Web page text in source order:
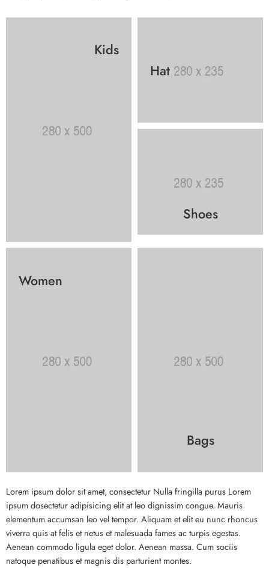
Kids
Hat
Shoes
Women
Bags
Lorem ipsum dolor sit amet, consectetur Nulla fringilla purus Lorem
ipsum dosectetur adipisicing elit at leo dignissim congue. Mauris
elementum accumsan leo vel tempor. Aliquam et elit eu nunc rhoncus
viverra quis at felis et netus et malesuada fames ac turpis egestas.
Aenean commodo ligula eget dolor. Aenean massa. Cum sociis
natoque penatibus et magnis dis parturient montes.